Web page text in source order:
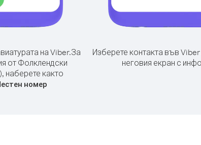
на Viber.За
от Фолклендски
наберете както
номер
Изберете контакта във
неговия екран с